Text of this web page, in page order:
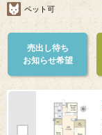
ペット可
売出し待ち
お知らせ希望